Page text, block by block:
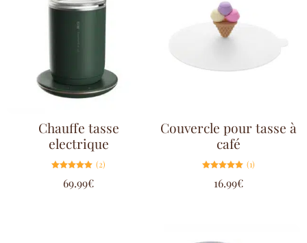
Chauffe tasse
electrique
5.00
sur 5
(2)
69.99€
Couvercle pour tasse à
café
5.00
sur 5
(1)
16.99€